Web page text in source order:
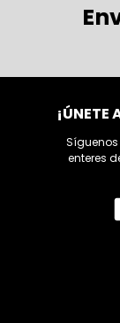
¡ÚNETE
enteres